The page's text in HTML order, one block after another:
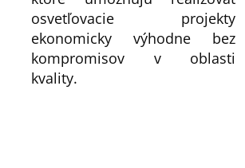
osvetľovacie projekty
ekonomicky výhodne bez
kompromisov v oblasti
kvality.